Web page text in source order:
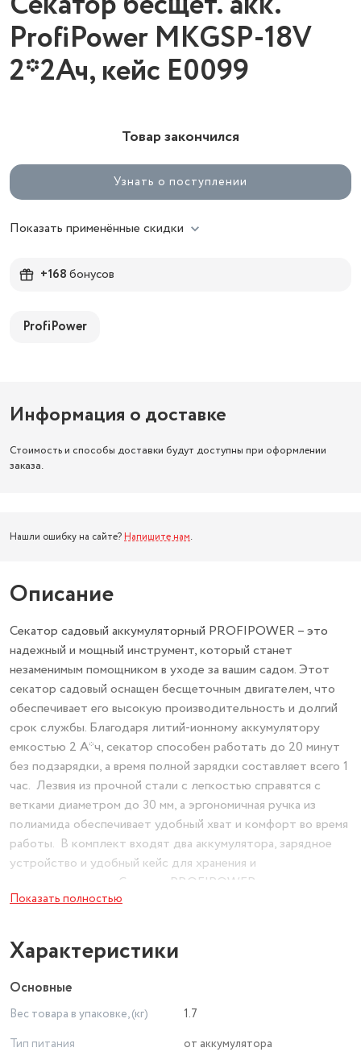
ProfiPower MKGSP-18V
2*2Ач, кейс Е0099
Товар закончился
Узнать о поступлении
Показать применённые скидки
+168бонусов
ProfiPower
Информация о доставке
Стоимость и способы доставки будут доступны при оформлении
заказа.
Нашли ошибку на сайте? Напишите нам.
Описание
Секатор садовый аккумуляторный PROFIPOWER – это
надежный и мощный инструмент, который станет
незаменимым помощником в уходе за вашим садом. Этот
секатор садовый оснащен бесщеточным двигателем, что
обеспечивает его высокую производительность и долгий
срок службы. Благодаря литий-ионному аккумулятору
емкостью 2 А*ч, секатор способен работать до 20 минут
без подзарядки, а время полной зарядки составляет всего 1
час. Лезвия из прочной стали с легкостью справятся с
ветками диаметром до 30 мм, а эргономичная ручка из
полиамида обеспечивает удобный хват и комфорт во время
работы. В комплект входят два аккумулятора, зарядное
устройство и удобный кейс для хранения и
транспортировки. Секатор PROFIPOWER – это
идеальное решение для тех, кто ценит качество, удобство
Показать полностью
Характеристики
Основные
Вес товара в упаковке, (кг)
1.7
Тип питания
от аккумулятора